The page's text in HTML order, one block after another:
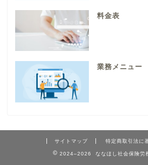
料金表
業務メニュー
サイトマップ 特定商取引法に
2024–2026 ななほし社会保険労